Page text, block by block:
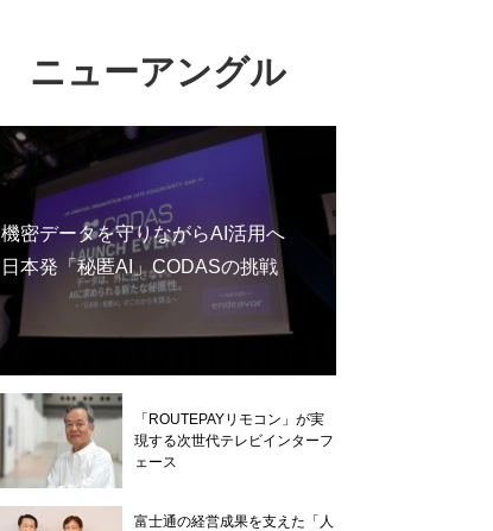
ニューアングル
機密データを守りながらAI活用へ
日本発「秘匿AI」CODASの挑戦
「ROUTEPAYリモコン」が実
現する次世代テレビインターフ
ェース
富士通の経営成果を支えた「人